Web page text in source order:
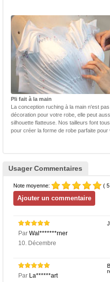
Pli fait à la main
La conception ruching à la main n'est
décoration pour votre robe, elle peut
silhouette flatteuse. Nos tailleurs font
pour créer la forme de robe parfaite pour
Usager Commentaires
Note moyenne: (
Par Wal*******rner
10. Décembre
Par La******art